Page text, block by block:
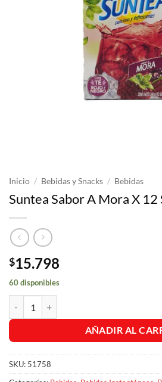
Inicio / Bebidas y Snacks / Bebidas
Suntea Sabor A Mora X 12
$15.798
60 disponibles
AÑADIR AL
SKU: 51758